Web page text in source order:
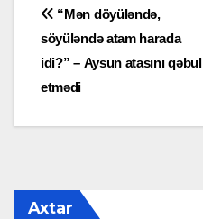
Yazı
naviqasiyası
“Mən döyüləndə,
söyüləndə atam harada
idi?” – Aysun atasını qəbul
etmədi
Axtar